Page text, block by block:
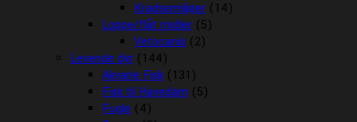
Kradsemiljøer (14)
Loppe/flåt midler (5)
Vetocanis (2)
Levende dyr (144)
Akvarie Fisk (131)
Fisk til Havedam (5)
Fugle (4)